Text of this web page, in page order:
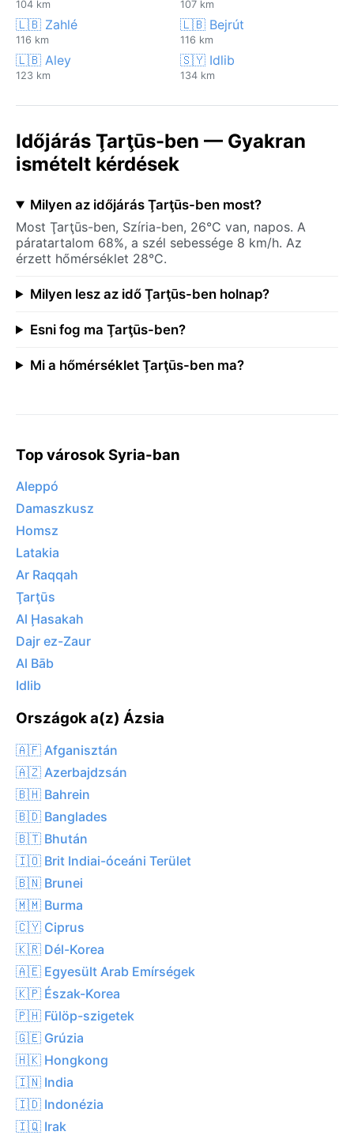
104 km 107 km
🇱🇧 Zahlé
116 km
🇱🇧 Bejrút
116 km
🇱🇧 Aley
123 km
🇸🇾 Idlib
134 km
Időjárás Ţarţūs-ben — Gyakran
ismételt kérdések
Milyen az időjárás Ţarţūs-ben most?
Most Ţarţūs-ben, Szíria-ben, 26°C van, napos. A
páratartalom 68%, a szél sebessége 8 km/h. Az
érzett hőmérséklet 28°C.
Milyen lesz az idő Ţarţūs-ben holnap?
Esni fog ma Ţarţūs-ben?
Mi a hőmérséklet Ţarţūs-ben ma?
Top városok Syria-ban
Aleppó
Damaszkusz
Homsz
Latakia
Ar Raqqah
Ţarţūs
Al Ḩasakah
Dajr ez-Zaur
Al Bāb
Idlib
Országok a(z) Ázsia
🇦🇫 Afganisztán
🇦🇿 Azerbajdzsán
🇧🇭 Bahrein
🇧🇩 Banglades
🇧🇹 Bhután
🇮🇴 Brit Indiai-óceáni Terület
🇧🇳 Brunei
🇲🇲 Burma
🇨🇾 Ciprus
🇰🇷 Dél-Korea
🇦🇪 Egyesült Arab Emírségek
🇰🇵 Észak-Korea
🇵🇭 Fülöp-szigetek
🇬🇪 Grúzia
🇭🇰 Hongkong
🇮🇳 India
🇮🇩 Indonézia
🇮🇶 Irak